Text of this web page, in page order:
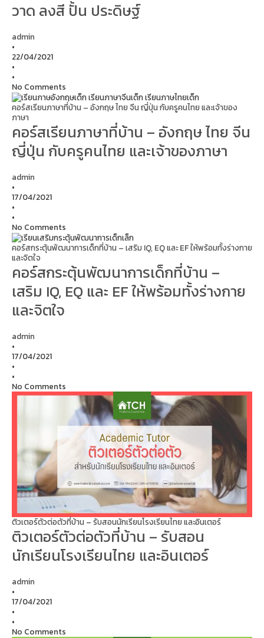
วาด ลงสี ปั้น ประดิษฐ์
admin
•
22/04/2021
•
•
No Comments
คอร์สเรียนภาษาที่บ้าน – อังกฤษ ไทย จีน ญี่ปุ่น กับครูคนไทย และเจ้าของ
ภาษา
คอร์สเรียนภาษาที่บ้าน – อังกฤษ ไทย จีน
ญี่ปุ่น กับครูคนไทย และเจ้าของภาษา
admin
•
17/04/2021
•
•
No Comments
คอร์สกระตุ้นพัฒนาการเด็กที่บ้าน – เสริม IQ, EQ และ EF ให้พร้อมทั้งร่างกาย
และจิตใจ
คอร์สกระตุ้นพัฒนาการเด็กที่บ้าน –
เสริม IQ, EQ และ EF ให้พร้อมทั้งร่างกาย
และจิตใจ
admin
•
17/04/2021
•
•
No Comments
ติวเตอร์ตัวต่อตัวที่บ้าน – รับสอนนักเรียนโรงเรียนไทย และอินเตอร์
ติวเตอร์ตัวต่อตัวที่บ้าน – รับสอน
นักเรียนโรงเรียนไทย และอินเตอร์
admin
•
17/04/2021
•
•
No Comments